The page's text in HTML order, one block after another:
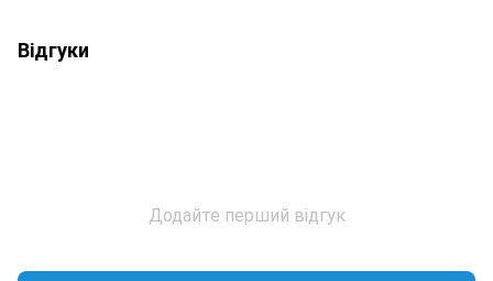
Відгуки
Додайте перший відгук